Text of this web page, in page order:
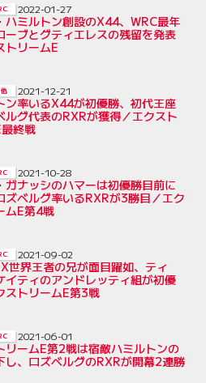
ハミルトン創設のX44、WRC最年
ーブとグティエレスの残留を発表
トリームE
2022-01-27
ン率いるX44が初優勝、初代王座
ルグ代表のRXRが獲得／エクスト
終戦
2021-12-21
ガナッシのハマーは初優勝目前に
ズベルグ率いるRXRが3勝目／エク
ムE第4戦
2021-10-28
世界王者の兄が面目躍如、ティ
イティのアンドレッティ組が初優
ストリームE第3戦
2021-09-02
リームE第2戦は宿敵ハミルトンの
し、ロズベルグのRXRが開幕2連勝
2021-06-01